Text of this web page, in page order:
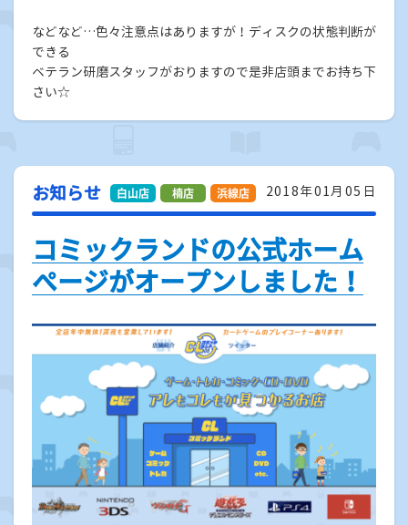
などなど…色々注意点はありますが！ディスクの状態判断が
できる
ベテラン研磨スタッフがおりますので是非店頭までお持ち下
さい☆
2018年01月05日
お知らせ
コミックランドの公式ホーム
ページがオープンしました！